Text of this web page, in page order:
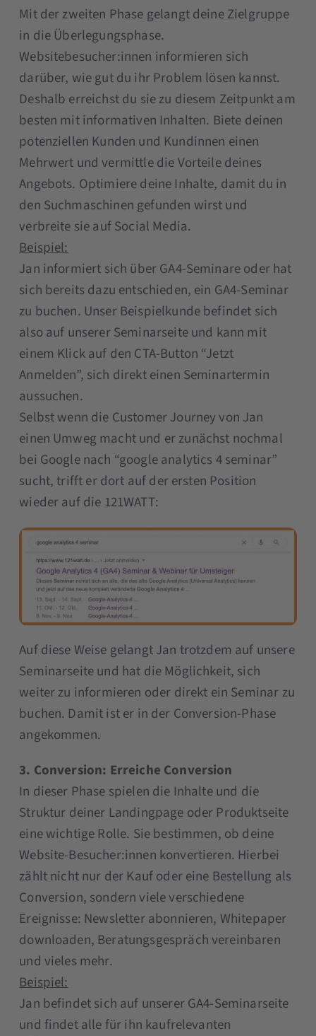
Mit der zweiten Phase gelangt deine Zielgruppe
in die Überlegungsphase.
Websitebesucher:innen informieren sich
darüber, wie gut du ihr Problem lösen kannst.
Deshalb erreichst du sie zu diesem Zeitpunkt am
besten mit informativen Inhalten. Biete deinen
potenziellen Kunden und Kundinnen einen
Mehrwert und vermittle die Vorteile deines
Angebots. Optimiere deine Inhalte, damit du in
den Suchmaschinen gefunden wirst und
verbreite sie auf Social Media.
Beispiel:
Jan informiert sich über GA4-Seminare oder hat
sich bereits dazu entschieden, ein GA4-Seminar
zu buchen. Unser Beispielkunde befindet sich
also auf unserer Seminarseite und kann mit
einem Klick auf den CTA-Button “Jetzt
Anmelden”, sich direkt einen Seminartermin
aussuchen.
Selbst wenn die Customer Journey von Jan
einen Umweg macht und er zunächst nochmal
bei Google nach “google analytics 4 seminar”
sucht, trifft er dort auf der ersten Position
wieder auf die 121WATT:
Auf diese Weise gelangt Jan trotzdem auf unsere
Seminarseite und hat die Möglichkeit, sich
weiter zu informieren oder direkt ein Seminar zu
buchen. Damit ist er in der Conversion-Phase
angekommen.
3. Conversion: Erreiche Conversion
In dieser Phase spielen die Inhalte und die
Struktur deiner Landingpage oder Produktseite
eine wichtige Rolle. Sie bestimmen, ob deine
Website-Besucher:innen konvertieren. Hierbei
zählt nicht nur der Kauf oder eine Bestellung als
Conversion, sondern viele verschiedene
Ereignisse: Newsletter abonnieren, Whitepaper
downloaden, Beratungsgespräch vereinbaren
und vieles mehr.
Beispiel:
Jan befindet sich auf unserer GA4-Seminarseite
und findet alle für ihn kaufrelevanten